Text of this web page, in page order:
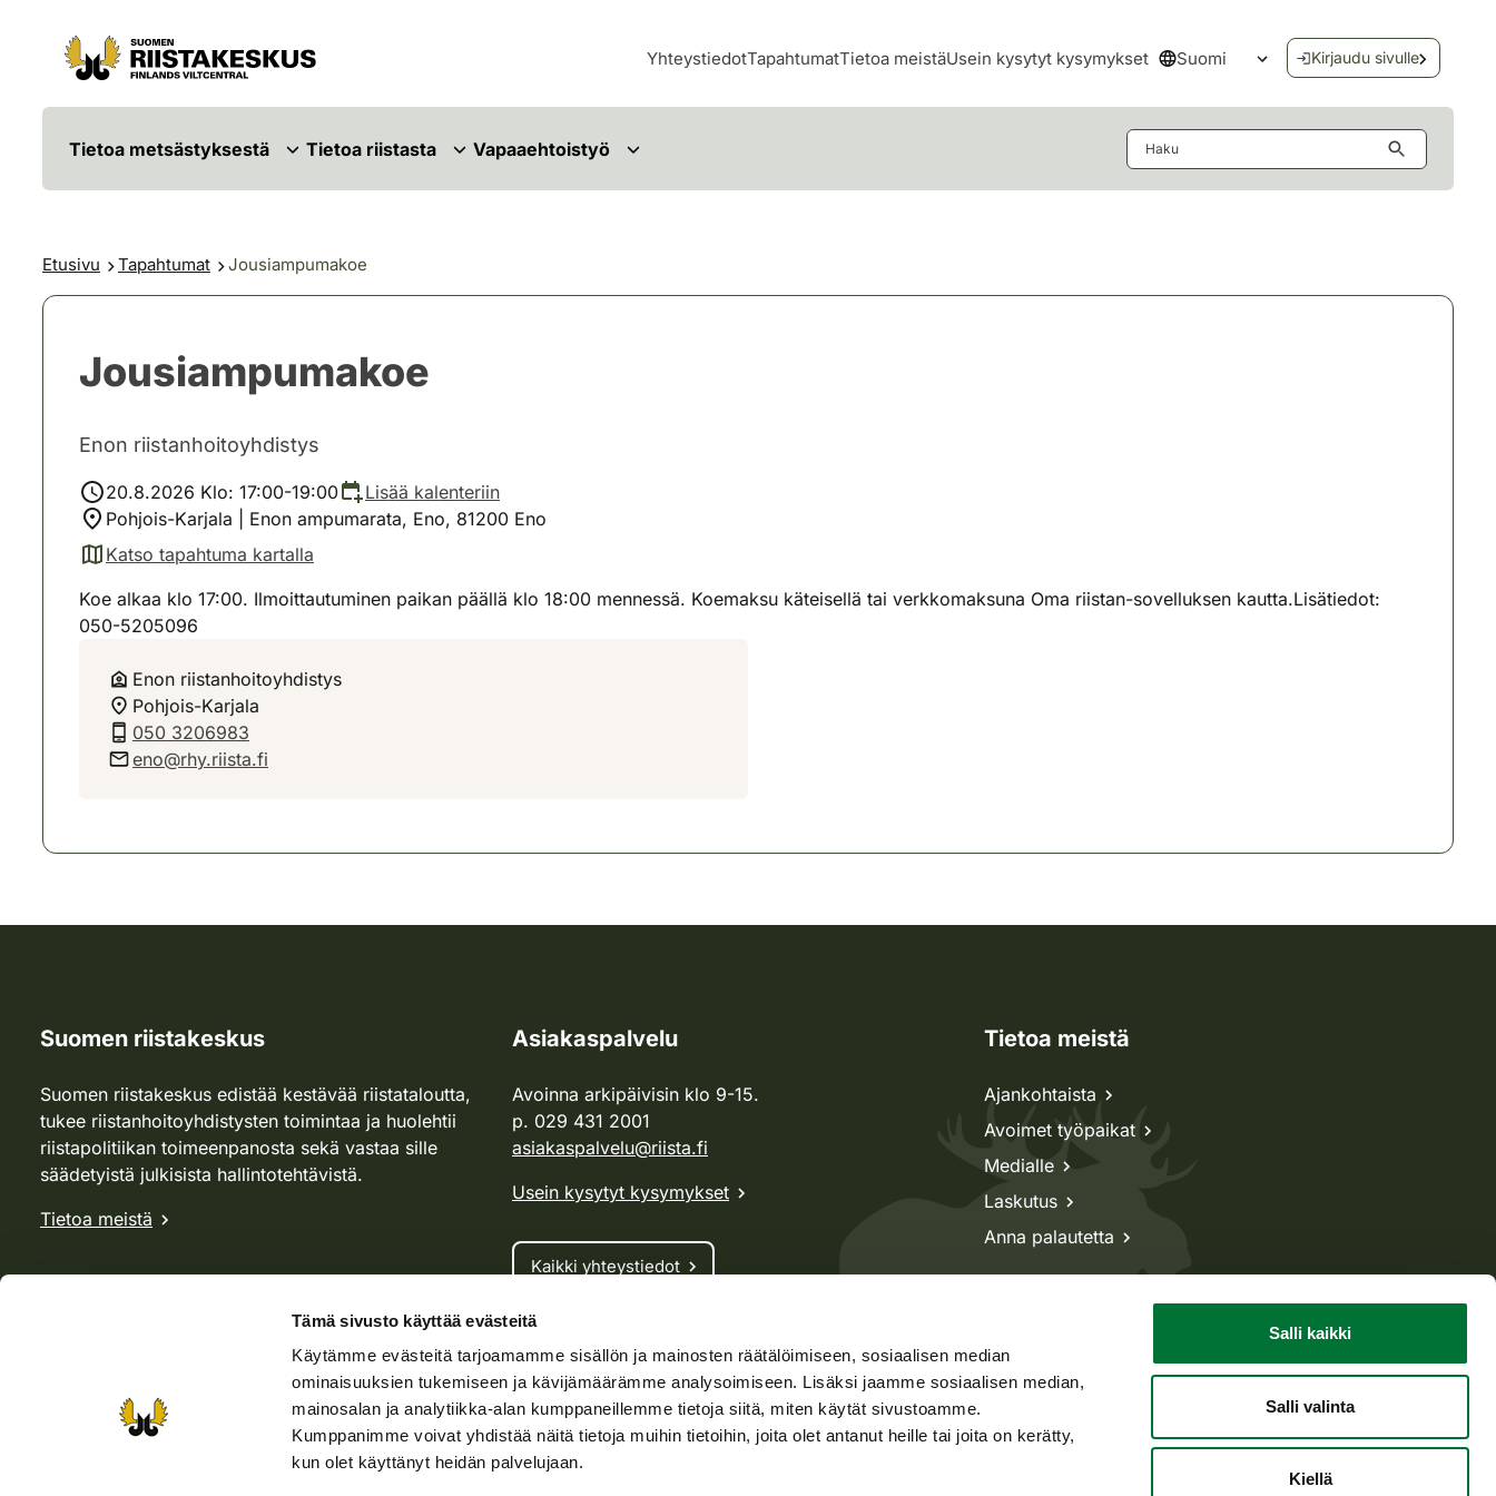
Tämä sivusto käyttää evästeitä
Käytämme evästeitä tarjoamamme sisällön ja mainosten räätälöimiseen, sosiaalisen median
ominaisuuksien tukemiseen ja kävijämäärämme analysoimiseen. Lisäksi jaamme sosiaalisen median,
mainosalan ja analytiikka-alan kumppaneillemme tietoja siitä, miten käytät sivustoamme.
Kumppanimme voivat yhdistää näitä tietoja muihin tietoihin, joita olet antanut heille tai joita on kerätty,
kun olet käyttänyt heidän palvelujaan.
Salli kaikki
Salli valinta
Kiellä
Siirry sisältöön
Siirry sivustokarttaan
YhteystiedotTapahtumatTietoa meistäUsein kysytyt kysymykset Suomi
Avaa kielivalikko
Kirjaudu sivulle
Tietoa metsästyksestä Tietoa riistasta Vapaaehtoistyö
Etusivu Tapahtumat Jousiampumakoe
Jousiampumakoe
Enon riistanhoitoyhdistys
20.8.2026 Klo: 17:00-19:00
Lisää kalenteriin
Pohjois-Karjala | Enon ampumarata, Eno, 81200 Eno
Katso tapahtuma kartalla
(avautuu uuteen välilehteen)
Koe alkaa klo 17:00. Ilmoittautuminen paikan päällä klo 18:00 mennessä. Koemaksu käteisellä tai verkkomaksuna Oma riistan-sovelluksen kautta.Lisätiedot:
050-5205096
Enon riistanhoitoyhdistys
Pohjois-Karjala
050 3206983
eno@rhy.riista.fi
Suomen riistakeskus
Suomen riistakeskus edistää kestävää riistataloutta,
tukee riistanhoitoyhdistysten toimintaa ja huolehtii
riistapolitiikan toimeenpanosta sekä vastaa sille
säädetyistä julkisista hallintotehtävistä.
Tietoa meistä
Asiakaspalvelu
Avoinna arkipäivisin klo 9-15.
p. 029 431 2001
asiakaspalvelu@riista.fi
Usein kysytyt kysymykset
Kaikki yhteystiedot
Metsästyskortti-asiat
Oma riista -asiat
Lupa-asiat
Tietoa meistä
Ajankohtaista
Avoimet työpaikat
Medialle
Laskutus
Anna palautetta